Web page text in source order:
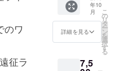
のワ
征ラ
い未来
より、
感謝を
込めて
り致し
もえ
ちゃ
ん、
ANKAZ
U、優し
い未来
感謝を
年10
月
詳細を見る
こ
の
リ
タ
ー
ン
を
選
択
す
る
7,5